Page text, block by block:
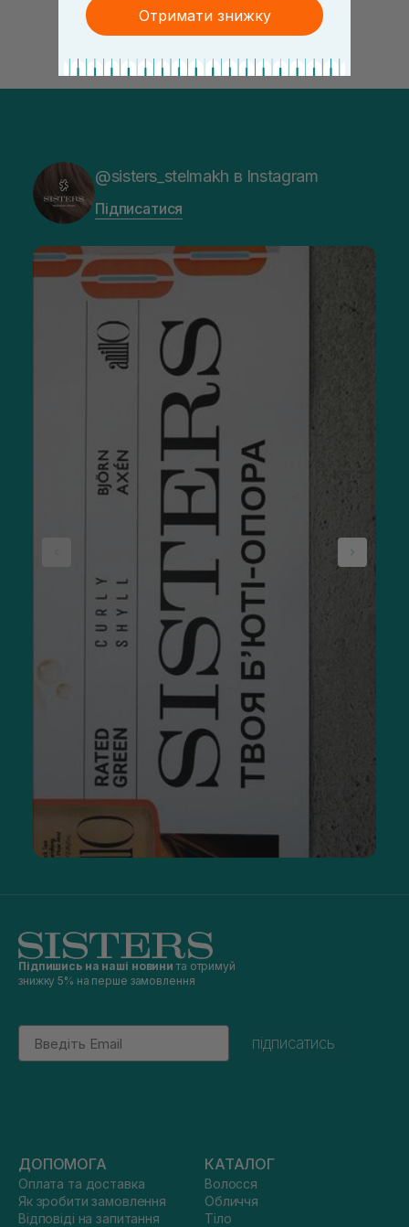
@sisters_stelmakh в Instagram
Підписатися
Підпишись на наші новини та отримуй
знижку 5% на перше замовлення
Email
підписатись
ДОПОМОГА
Оплата та доставка
Як зробити замовлення
Відповіді на запитання
КАТАЛОГ
Волосся
Обличчя
Тіло
Отримати знижку